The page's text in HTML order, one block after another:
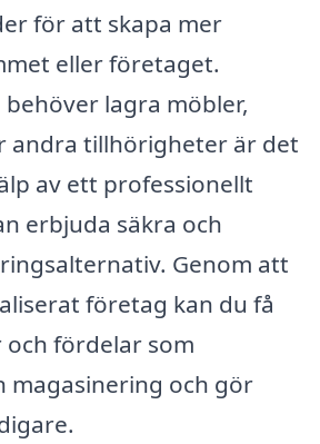
för att skapa mer
eller företaget.
lagra möbler,
andra tillhörigheter är det
av ett professionellt
erbjuda säkra och
Genom att
företag kan du få
fördelar som
magasinering och gör